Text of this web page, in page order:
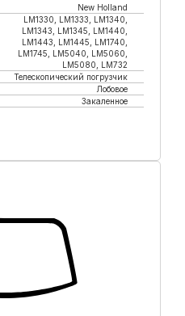
New Holland
LM1330, LM1333, LM1340,
LM1343, LM1345, LM1440,
LM1443, LM1445, LM1740,
LM1745, LM5040, LM5060,
LM5080, LM732
Телескопический погрузчик
Лобовое
Закаленное